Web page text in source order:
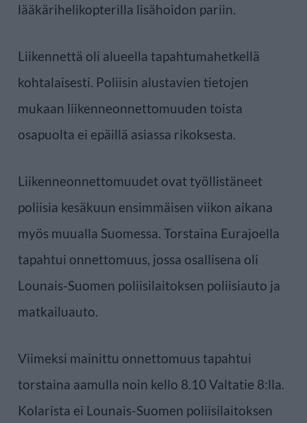
lääkärihelikopterilla lisähoidon pariin.
Liikennettä oli alueella tapahtumahetkellä
kohtalaisesti. Poliisin alustavien tietojen
mukaan liikenneonnettomuuden toista
osapuolta ei epäillä asiassa rikoksesta.
Liikenneonnettomuudet ovat työllistäneet
poliisia kesäkuun ensimmäisen viikon aikana
myös muualla Suomessa. Torstaina Eurajoella
tapahtui onnettomuus, jossa osallisena oli
Lounais-Suomen poliisilaitoksen poliisiauto ja
matkailuauto.
Viimeksi mainittu onnettomuus tapahtui
torstaina aamulla noin kello 8.10 Valtatie 8:lla.
Kolarista ei Lounais-Suomen poliisilaitoksen